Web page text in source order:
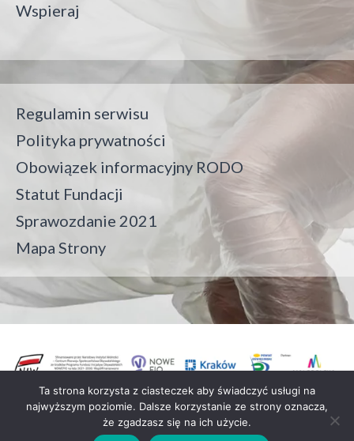
Wspieraj
Regulamin serwisu
Polityka prywatności
Obowiązek informacyjny RODO
Statut Fundacji
Sprawozdanie 2021
Mapa Strony
Fundacja Crush On Trash all rights reserved
Ta strona korzysta z ciasteczek aby świadczyć usługi na
najwyższym poziomie. Dalsze korzystanie ze strony oznacza,
że zgadzasz się na ich użycie.